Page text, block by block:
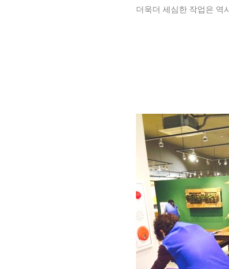
더욱더 세심한 작업은 역